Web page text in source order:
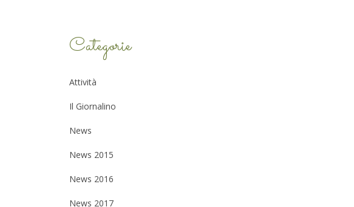
Categorie
Attività
Il Giornalino
News
News 2015
News 2016
News 2017